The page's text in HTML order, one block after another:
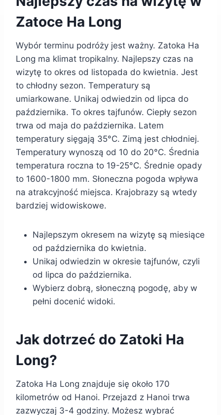
Zatoce Ha Long
Wybór terminu podróży jest ważny. Zatoka Ha
Long ma klimat tropikalny. Najlepszy czas na
wizytę to okres od listopada do kwietnia. Jest
to chłodny sezon. Temperatury są
umiarkowane. Unikaj odwiedzin od lipca do
października. To okres tajfunów. Ciepły sezon
trwa od maja do października. Latem
temperatury sięgają 35°C. Zimą jest chłodniej.
Temperatury wynoszą od 10 do 20°C. Średnia
temperatura roczna to 19-25°C. Średnie opady
to 1600-1800 mm. Słoneczna pogoda wpływa
na atrakcyjność miejsca. Krajobrazy są wtedy
bardziej widowiskowe.
Najlepszym okresem na wizytę są miesiące
od października do kwietnia.
Unikaj odwiedzin w okresie tajfunów, czyli
od lipca do października.
Wybierz dobrą, słoneczną pogodę, aby w
pełni docenić widoki.
Jak dotrzeć do Zatoki Ha
Long?
Zatoka Ha Long znajduje się około 170
kilometrów od Hanoi. Przejazd z Hanoi trwa
zazwyczaj 3-4 godziny. Możesz wybrać